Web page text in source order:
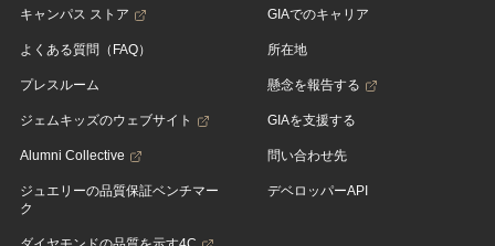
キャンパス ストア
よくある質問（FAQ）
プレスルーム
ジェムキッズのウェブサイト
Alumni Collective
ジュエリーの品質保証ベンチマー
ク
GIAでのキャリア
所在地
懸念を報告する
GIAを支援する
問い合わせ先
デベロッパーAPI